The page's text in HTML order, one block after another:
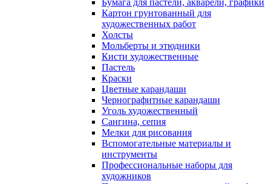
Бумага для пастели, акварели, графики
Картон грунтованный для
художественных работ
Холсты
Мольберты и этюдники
Кисти художественные
Пастель
Краски
Цветные карандаши
Чернографитные карандаши
Уголь художественный
Сангина, сепия
Мелки для рисования
Вспомогательные материалы и
инструменты
Профессиональные наборы для
художников